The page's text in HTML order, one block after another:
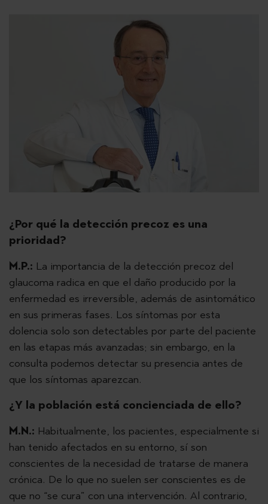
¿Por qué la detección precoz es una
prioridad?
M.P.: La importancia de la detección precoz del
glaucoma radica en que el daño producido por la
enfermedad es irreversible, además de asintomático
en sus primeras fases. Los síntomas por esta
dolencia solo son detectables por parte del paciente
en las etapas más avanzadas; sin embargo, en la
consulta podemos detectar su presencia antes de
que los síntomas aparezcan.
¿Y la población está concienciada de ello?
M.N.: Habitualmente, los pacientes, especialmente si
han tenido afectados en su entorno, sí son
conscientes de la necesidad de tratarse de manera
crónica. De lo que no suelen ser conscientes es de
que no “se cura” con una intervención. Al contrario,